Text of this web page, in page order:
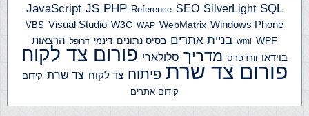
JavaScript JS PHP Reference SEO SilverLight SQL
VBS Visual Studio W3C WAP WebMatrix Windows Phone
wml WPF בניית אתרים בסיס נתונים דינמי דרופל הרצאות
בוידאו וורדפרס מדריך סלולארי פורום צד לקוח
פורום צד שרת פיתוח צד לקוח צד שרת קידום
קידום אתרים